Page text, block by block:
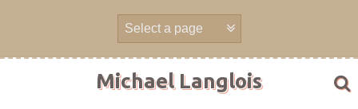
Michael Langlois